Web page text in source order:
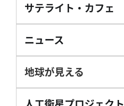
サテライト・カフェ
ニュース
地球が見える